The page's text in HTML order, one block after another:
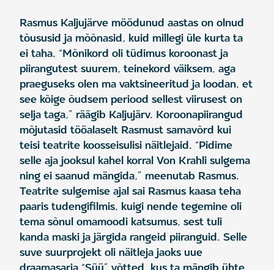
Rasmus Kaljujärve möödunud aastas on olnud
tõususid ja mõõnasid, kuid millegi üle kurta ta
ei taha. “Mõnikord oli tüdimus koroonast ja
piirangutest suurem, teinekord väiksem, aga
praeguseks olen ma vaktsineeritud ja loodan, et
see kõige õudsem periood sellest viirusest on
selja taga,” räägib Kaljujärv. Koroonapiirangud
mõjutasid tööalaselt Rasmust samavõrd kui
teisi teatrite koosseisulisi näitlejaid. “Pidime
selle aja jooksul kahel korral Von Krahli sulgema
ning ei saanud mängida,” meenutab Rasmus.
Teatrite sulgemise ajal sai Rasmus kaasa teha
paaris tudengifilmis, kuigi nende tegemine oli
tema sõnul omamoodi katsumus, sest tuli
kanda maski ja järgida rangeid piiranguid. Selle
suve suurprojekt oli näitleja jaoks uue